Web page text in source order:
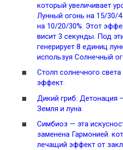
который увеличивает
Лунный огонь на 15/30/
на 10/20/30%. Этот
висит 3 секунды. Под
генерирует 8 единиц
используя Солнечный
Столп солнечного света
эффект.
Дикий гриб: Детонация
Земля и луна
Симбиоз — эта
заменена Гармонией.
лечащий эффект от